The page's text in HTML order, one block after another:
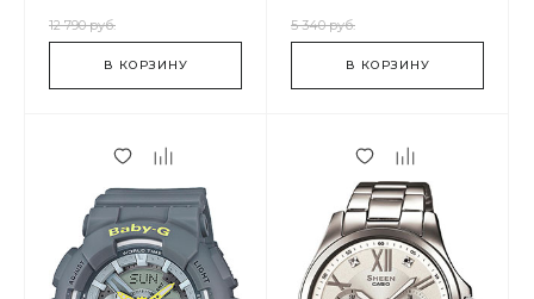
12 790 руб.
В КОРЗИНУ
5 340 руб.
В КОРЗИНУ